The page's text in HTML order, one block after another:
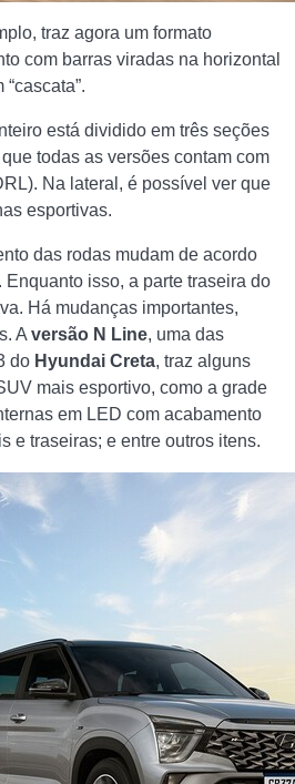
traz agora um formato
com barras viradas na horizontal
está dividido em três seções
todas as versões contam com
Na lateral, é possível ver que
esportivas.
das rodas mudam de acordo
isso, a parte traseira do
Há mudanças importantes,
A versão N Line, uma das
do Hyundai Creta, traz alguns
mais esportivo, como a grade
em LED com acabamento
e traseiras; e entre outros itens.